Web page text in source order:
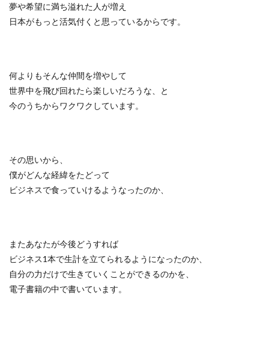
夢や希望に満ち溢れた人が増え
日本がもっと活気付くと思っているからです。
何よりもそんな仲間を増やして
世界中を飛び回れたら楽しいだろうな、と
今のうちからワクワクしています。
その思いから、
僕がどんな経緯をたどって
ビジネスで食っていけるようなったのか、
またあなたが今後どうすれば
ビジネス1本で生計を立てられるようになったのか、
自分の力だけで生きていくことができるのかを、
電子書籍の中で書いています。